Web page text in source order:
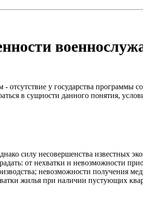
у государства программы
в сущности данного понятия,
силу несовершенства известных
от нехватки и невозможности
невозможности получения
жилья при наличии пустующих